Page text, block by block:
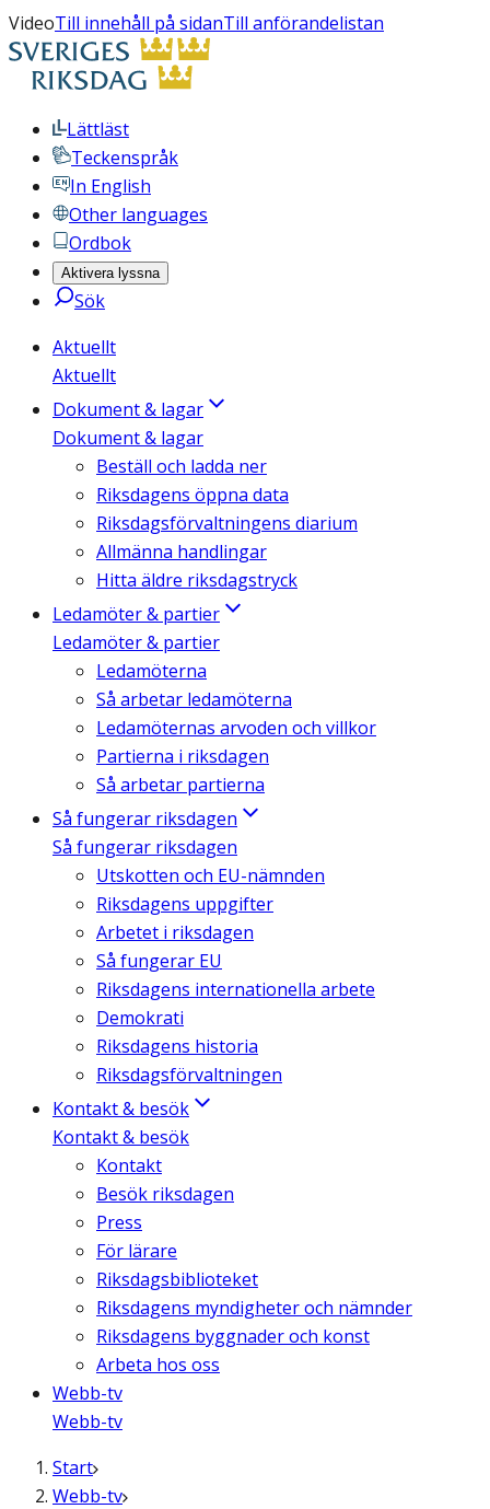
VideoTill innehåll på sidanTill anförandelistan
Lättläst
Teckenspråk
In English
Other languages
Ordbok
Aktivera lyssna
Sök
Aktuellt
Aktuellt
Dokument & lagar
Dokument & lagar
Beställ och ladda ner
Riksdagens öppna data
Riksdagsförvaltningens diarium
Allmänna handlingar
Hitta äldre riksdagstryck
Ledamöter & partier
Ledamöter & partier
Ledamöterna
Så arbetar ledamöterna
Ledamöternas arvoden och villkor
Partierna i riksdagen
Så arbetar partierna
Så fungerar riksdagen
Så fungerar riksdagen
Utskotten och EU-nämnden
Riksdagens uppgifter
Arbetet i riksdagen
Så fungerar EU
Riksdagens internationella arbete
Demokrati
Riksdagens historia
Riksdagsförvaltningen
Kontakt & besök
Kontakt & besök
Kontakt
Besök riksdagen
Press
För lärare
Riksdagsbiblioteket
Riksdagens myndigheter och nämnder
Riksdagens byggnader och konst
Arbeta hos oss
Webb-tv
Webb-tv
Start
Webb-tv